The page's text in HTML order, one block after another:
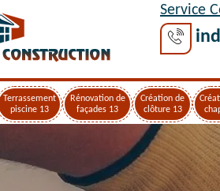
Service
Terrassement
piscine 13
Rénovation de
façades 13
Création de
clôture 13